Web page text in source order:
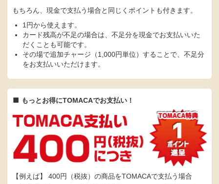
もちろん、現金で支払う場合と同じくポイントも付きます。
1円から使えます。
カード残高が不足の場合は、不足分を現金でお支払いいた
だくことも可能です。
その場で追加チャージ（1,000円単位）することで、不足分
をお支払いいただけます。
もっとお得にTOMACAでお支払い！
【例えば】 400円（税抜）の商品をTOMACAで支払う場合